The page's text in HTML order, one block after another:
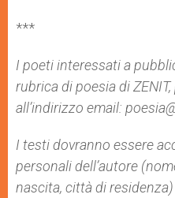
***
I poeti interessati a
rubrica di poesia di
all’indirizzo email:
I testi dovranno essere
personali dell’autore
nascita, città di